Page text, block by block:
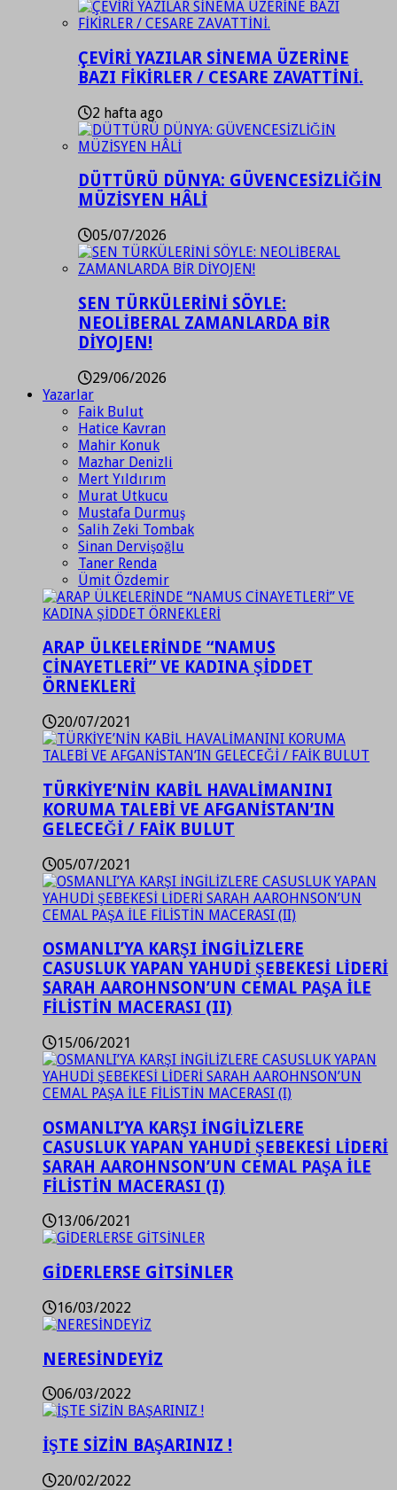
ÇEVİRİ YAZILAR SİNEMA ÜZERİNE
BAZI FİKİRLER / CESARE ZAVATTİNİ.
2 hafta ago
DÜTTÜRÜ DÜNYA: GÜVENCESİZLİĞİN
MÜZİSYEN HÂLİ
05/07/2026
SEN TÜRKÜLERİNİ SÖYLE:
NEOLİBERAL ZAMANLARDA BİR
DİYOJEN!
29/06/2026
Yazarlar
Faik Bulut
Hatice Kavran
Mahir Konuk
Mazhar Denizli
Mert Yıldırım
Murat Utkucu
Mustafa Durmuş
Salih Zeki Tombak
Sinan Dervişoğlu
Taner Renda
Ümit Özdemir
ARAP ÜLKELERİNDE “NAMUS
CİNAYETLERİ” VE KADINA ŞİDDET
ÖRNEKLERİ
20/07/2021
TÜRKİYE’NİN KABİL HAVALİMANINI
KORUMA TALEBİ VE AFGANİSTAN’IN
GELECEĞİ / FAİK BULUT
05/07/2021
OSMANLI’YA KARŞI İNGİLİZLERE
CASUSLUK YAPAN YAHUDİ ŞEBEKESİ LİDERİ
SARAH AAROHNSON’UN CEMAL PAŞA İLE
FİLİSTİN MACERASI (II)
15/06/2021
OSMANLI’YA KARŞI İNGİLİZLERE
CASUSLUK YAPAN YAHUDİ ŞEBEKESİ LİDERİ
SARAH AAROHNSON’UN CEMAL PAŞA İLE
FİLİSTİN MACERASI (I)
13/06/2021
GİDERLERSE GİTSİNLER
16/03/2022
NERESİNDEYİZ
06/03/2022
İŞTE SİZİN BAŞARINIZ !
20/02/2022